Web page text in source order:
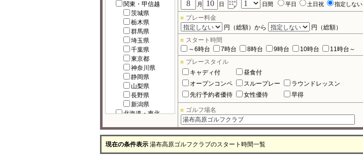
関東・甲信越
茨城県
栃木県
群馬県
埼玉県
千葉県
東京都
神奈川県
静岡県
山梨県
長野県
新潟県
北海道・東北
宮城県
福島県
月 日 日間 平日 土日祝 指定しない
プレー料金
円（総額）から
円（総額）
スタート時間
～6時台
7時台 8時台 9時台 10時台
11時台～
プレースタイル
キャディ付
昼食付
オープンコンペ
スループレー
ラウンドレッスン
先行予約者優待
女性優待 早得
ゴルフ場名
現在の条件表示 湯布高原ゴルフクラブのスタート時間一覧